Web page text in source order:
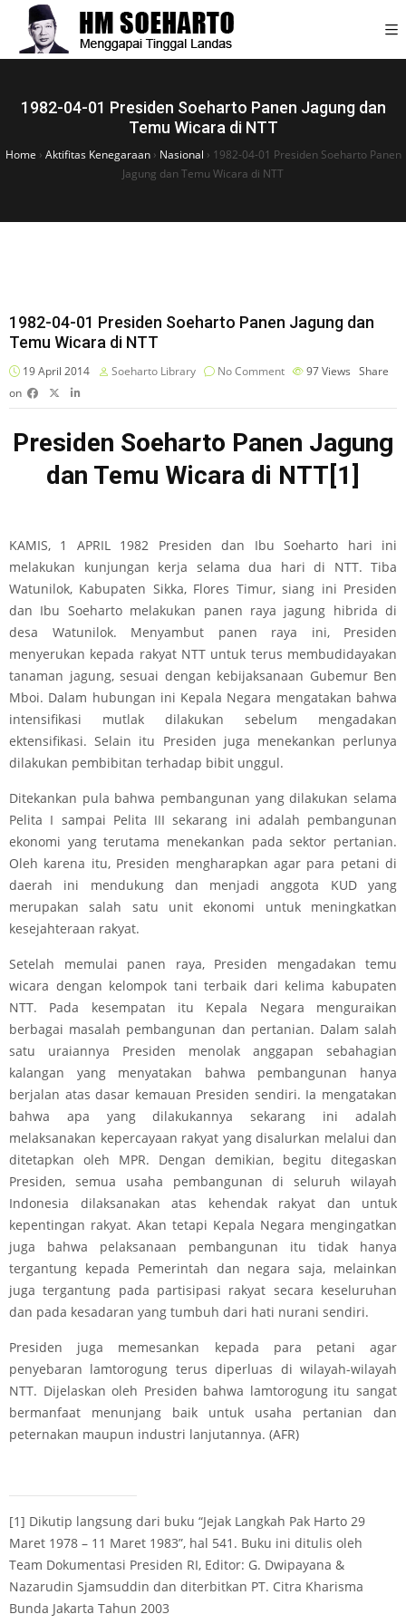
1982-04-01 Presiden Soeharto Panen Jagung dan
Temu Wicara di NTT
Home › Aktifitas Kenegaraan› Nasional › 1982-04-01 Presiden Soeharto Panen
Jagung dan Temu Wicara di NTT
1982-04-01 Presiden Soeharto Panen Jagung dan
Temu Wicara di NTT
19 April 2014 Soeharto Library No Comment 97Views Share
on
Presiden Soeharto Panen Jagung
dan Temu Wicara di NTT [1]
KAMIS, 1 APRIL 1982 Presiden dan Ibu Soeharto hari ini
melakukan kunjungan kerja selama dua hari di NTT. Tiba
Watunilok, Kabupaten Sikka, Flores Timur, siang ini Presiden
dan Ibu Soeharto melakukan panen raya jagung hibrida di
desa Watunilok. Menyambut panen raya ini, Presiden
menyerukan kepada rakyat NTT untuk terus membudidayakan
tanaman jagung, sesuai dengan kebijaksanaan Gubemur Ben
Mboi. Dalam hubungan ini Kepala Negara mengatakan bahwa
intensifikasi mutlak dilakukan sebelum mengadakan
ektensifikasi. Selain itu Presiden juga menekankan perlunya
dilakukan pembibitan terhadap bibit unggul.
Ditekankan pula bahwa pembangunan yang dilakukan selama
Pelita I sampai Pelita III sekarang ini adalah pembangunan
ekonomi yang terutama menekankan pada sektor pertanian.
Oleh karena itu, Presiden mengharapkan agar para petani di
daerah ini mendukung dan menjadi anggota KUD yang
merupakan salah satu unit ekonomi untuk meningkatkan
kesejahteraan rakyat.
Setelah memulai panen raya, Presiden mengadakan temu
wicara dengan kelompok tani terbaik dari kelima kabupaten
NTT. Pada kesempatan itu Kepala Negara menguraikan
berbagai masalah pembangunan dan pertanian. Dalam salah
satu uraiannya Presiden menolak anggapan sebahagian
kalangan yang menyatakan bahwa pembangunan hanya
berjalan atas dasar kemauan Presiden sendiri. Ia mengatakan
bahwa apa yang dilakukannya sekarang ini adalah
melaksanakan kepercayaan rakyat yang disalurkan melalui dan
ditetapkan oleh MPR. Dengan demikian, begitu ditegaskan
Presiden, semua usaha pembangunan di seluruh wilayah
Indonesia dilaksanakan atas kehendak rakyat dan untuk
kepentingan rakyat. Akan tetapi Kepala Negara mengingatkan
juga bahwa pelaksanaan pembangunan itu tidak hanya
tergantung kepada Pemerintah dan negara saja, melainkan
juga tergantung pada partisipasi rakyat secara keseluruhan
dan pada kesadaran yang tumbuh dari hati nurani sendiri.
Presiden juga memesankan kepada para petani agar
penyebaran lamtorogung terus diperluas di wilayah-wilayah
NTT. Dijelaskan oleh Presiden bahwa lamtorogung itu sangat
bermanfaat menunjang baik untuk usaha pertanian dan
peternakan maupun industri lanjutannya. (AFR)
[1] Dikutip langsung dari buku “Jejak Langkah Pak Harto 29
Maret 1978 – 11 Maret 1983”, hal 541. Buku ini ditulis oleh
Team Dokumentasi Presiden RI, Editor: G. Dwipayana &
Nazarudin Sjamsuddin dan diterbitkan PT. Citra Kharisma
Bunda Jakarta Tahun 2003